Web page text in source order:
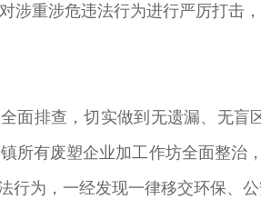
涉重涉危违法行为进行严厉打击，
排查，切实做到无遗漏、无盲
所有废塑企业加工作坊全面整治
危环境违法行为，一经发